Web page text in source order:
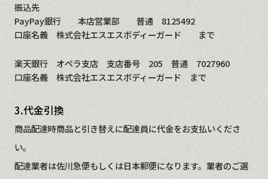
振込先
PayPay銀行 本店営業部 普通 8125492
口座名義 株式会社エスエスボディーガード まで
楽天銀行 オペラ支店 支店番号 205 普通 7027960
口座名義 株式会社エスエスボディーガード まで
3.代金引換
商品配達時商品と引き替えに配達員に代金をお支払いくださ
い。
配達業者は佐川急便もしくは日本郵便になります。業者のご選